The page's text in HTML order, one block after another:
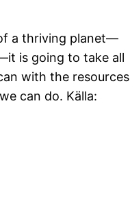
a thriving planet—
is going to take all
with the resources
can do. Källa: